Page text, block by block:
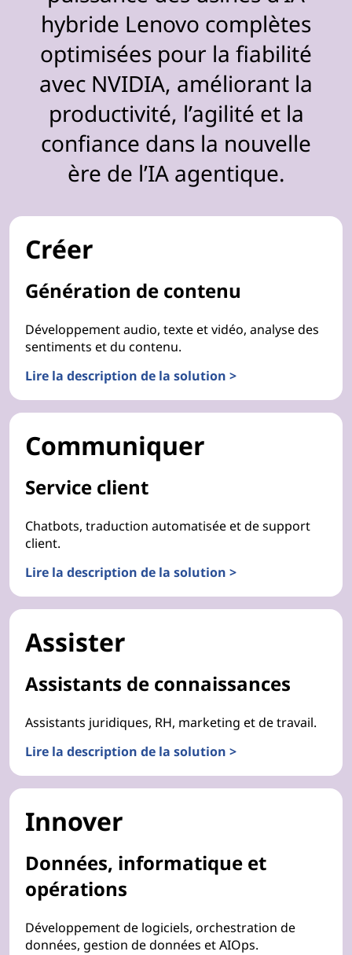
hybride Lenovo complètes
optimisées pour la fiabilité
avec NVIDIA, améliorant la
productivité, l’agilité et la
confiance dans la nouvelle
ère de l’IA agentique.
Créer
Génération de contenu
Développement audio, texte et vidéo, analyse des
sentiments et du contenu.
Lire la description de la solution >
Communiquer
Service client
Chatbots, traduction automatisée et de support
client.
Lire la description de la solution >
Assister
Assistants de connaissances
Assistants juridiques, RH, marketing et de travail.
Lire la description de la solution >
Innover
Données, informatique et
opérations
Développement de logiciels, orchestration de
données, gestion de données et AIOps.